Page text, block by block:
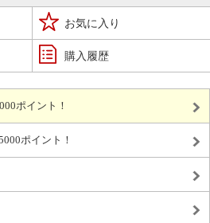
お気に入り
購入履歴
ポイント！
ポイント！